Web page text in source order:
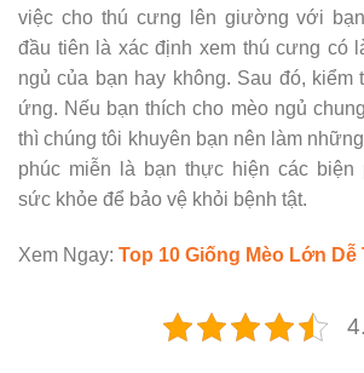
việc cho thú cưng lên giường với
đầu tiên là xác định xem thú cưng có
ngủ của bạn hay không. Sau đó, kiểm
ứng. Nếu bạn thích cho mèo ngủ
thì chúng tôi khuyên bạn nên làm
phúc miễn là bạn thực hiện các biện
sức khỏe để bảo vệ khỏi bệnh tật.
Xem Ngay: Top 10 Giống Mèo Lớn